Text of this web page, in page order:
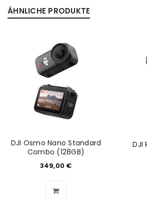
ANMELDEN
Benutzername oder E-Mail-Adresse
Passwort*
Anmeldeformular geschützt durch
ÄHNLICHE PRODUKTE
DJI Osmo Nano Standard
Combo (128GB)
349,00 €
DJI